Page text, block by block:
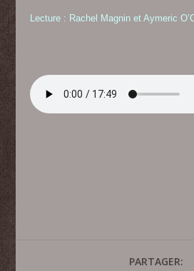
Lecture : Rachel Magnin et Aymeric
PARTAGER: